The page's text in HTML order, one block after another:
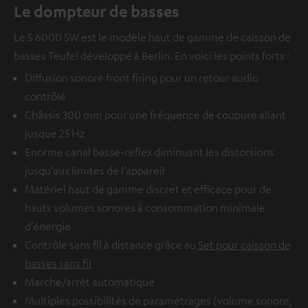
Le dompteur de basses
Le S 6000 SW est le modèle haut de gamme de caisson de
basses Teufel développé à Berlin. En voici les points forts :
Diffusion sonore front firing pour un retour audio
contrôlé
Châssis 300 mm pour une fréquence de coupure allant
jusque 25 Hz
Enorme canal basse-reflex diminuant les distorsions
jusqu’aux limites de l’appareil
Matériel haut de gamme discret et efficace pour de
hauts volumes sonores à consommation minimale
d’énergie
Contrôle sans fil à distance grâce au Set pour caisson de
basses sans fil
Marche/arrêt automatique
Multiples possibilités de paramétrages (volume sonore,